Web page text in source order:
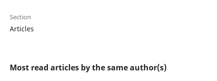
Section
Articles
Most read articles by the same author(s)